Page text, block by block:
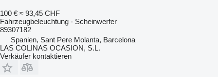
100 € ≈ 93,45 CHF
Fahrzeugbeleuchtung - Scheinwerfer
89307182
Spanien, Sant Pere Molanta, Barcelona
LAS COLINAS OCASION, S.L.
Verkäufer kontaktieren